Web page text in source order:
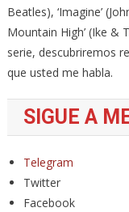
Beatles), ‘Imagine’
Mountain High’ (Ike &
serie, descubriremos
que usted me habla.
SIGUE A
Telegram
Twitter
Facebook